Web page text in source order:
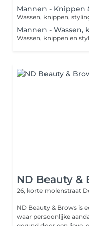
Mannen - Knippen
Wassen, knippen,
Mannen - Wassen,
Wassen, knippen en
ND Beauty &
26, korte molenstraat
ND Beauty & Brows is
waar persoonlijke